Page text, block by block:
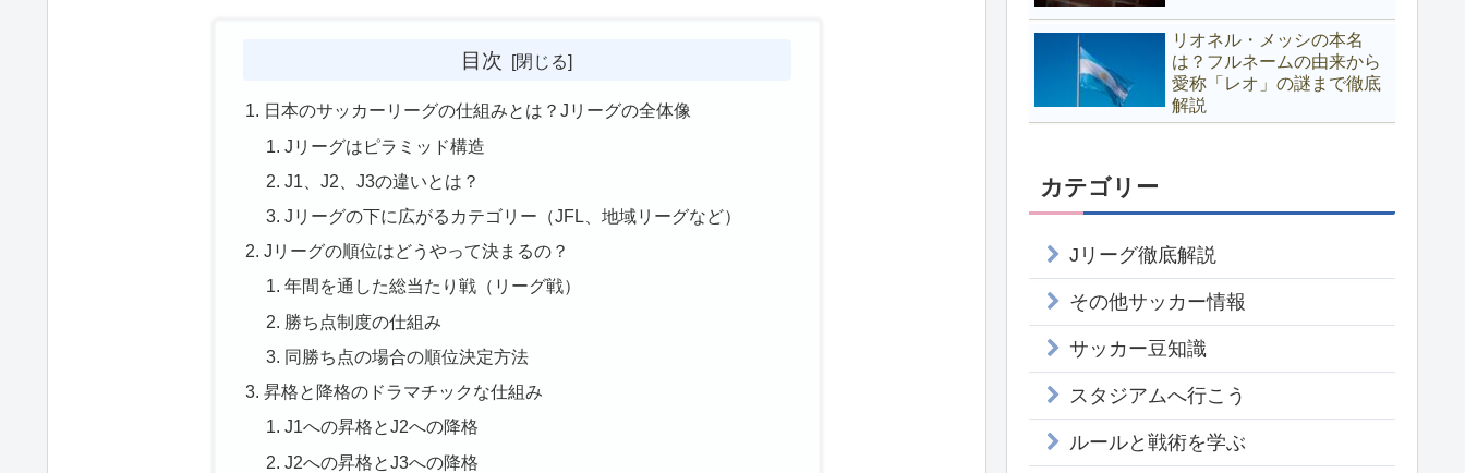
目次
日本のサッカーリーグの仕組みとは？Jリーグの全体像
Jリーグはピラミッド構造
J1、J2、J3の違いとは？
Jリーグの下に広がるカテゴリー（JFL、地域リーグなど）
Jリーグの順位はどうやって決まるの？
年間を通した総当たり戦（リーグ戦）
勝ち点制度の仕組み
同勝ち点の場合の順位決定方法
昇格と降格のドラマチックな仕組み
J1への昇格とJ2への降格
J2への昇格とJ3への降格
リオネル・メッシの本名
は？フルネームの由来から
愛称「レオ」の謎まで徹底
解説
カテゴリー
Jリーグ徹底解説
その他サッカー情報
サッカー豆知識
スタジアムへ行こう
ルールと戦術を学ぶ